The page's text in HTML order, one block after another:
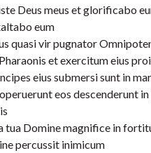
Deus meus et glorificabo
eum
quasi vir pugnator
et exercitum eius
eius submersi sunt in
eos descenderunt
tua Domine magnifice in
percussit inimicum